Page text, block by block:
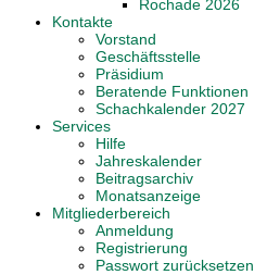
Rochade 2026
Kontakte
Vorstand
Geschäftsstelle
Präsidium
Beratende Funktionen
Schachkalender 2027
Services
Hilfe
Jahreskalender
Beitragsarchiv
Monatsanzeige
Mitgliederbereich
Anmeldung
Registrierung
Passwort zurücksetzen